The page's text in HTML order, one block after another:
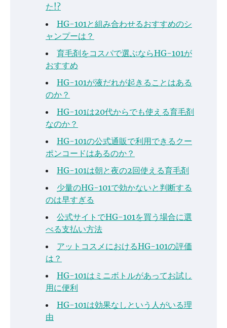
た!?
HG-101と組み合わせるおすすめのシ
ャンプーは？
育毛剤をコスパで選ぶならHG-101が
おすすめ
HG-101が液だれが起きることはある
のか？
HG-101は20代からでも使える育毛剤
なのか？
HG-101の公式通販で利用できるクー
ポンコードはあるのか？
HG-101は朝と夜の2回使える育毛剤
少量のHG-101で効かないと判断する
のは早すぎる
公式サイトでHG-101を買う場合に選
べる支払い方法
アットコスメにおけるHG-101の評価
は？
HG-101はミニボトルがあってお試し
用に便利
HG-101は効果なしという人がいる理
由